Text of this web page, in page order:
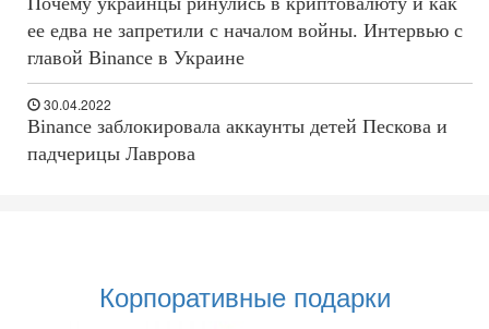
ее едва не запретили с началом войны. Интервью с
главой Binance в Украине
30.04.2022
Binance заблокировала аккаунты детей Пескова и
падчерицы Лаврова
Корпоративные подарки